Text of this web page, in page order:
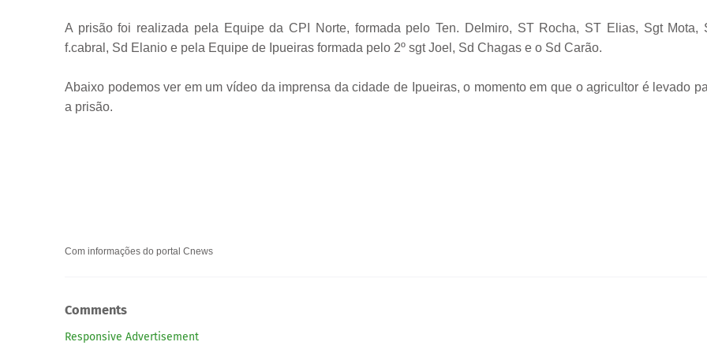
A prisão foi realizada pela Equipe da CPI Norte, formada pelo Ten. Delmiro, ST Rocha, ST Elias, Sgt Mota,
f.cabral, Sd Elanio e pela Equipe de Ipueiras formada pelo 2º sgt Joel, Sd Chagas e o Sd Carão.
Abaixo podemos ver em um vídeo da imprensa da cidade de Ipueiras, o momento em que o agricultor é levado
a prisão.
Com informações do portal Cnews
Comments
Responsive Advertisement